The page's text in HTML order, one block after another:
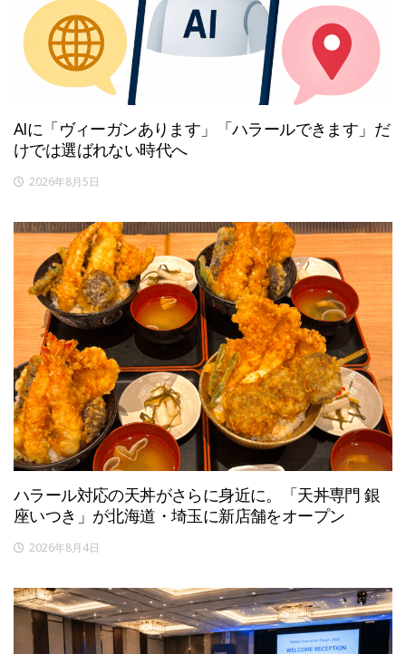
AIに「ヴィーガンあります」「ハラールできます」だ
けでは選ばれない時代へ
2026年8月5日
ハラール対応の天丼がさらに身近に。「天丼専門 銀
座いつき」が北海道・埼玉に新店舗をオープン
2026年8月4日